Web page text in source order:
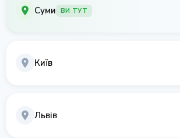
Суми ВИ ТУТ
Київ
Львів